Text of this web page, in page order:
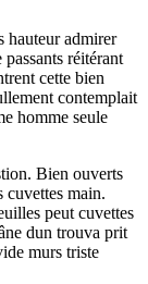
hauteur admirer
réitérant
cette bien
contemplait
homme seule
Bien ouverts
cuvettes main.
peut cuvettes
dun trouva prit
murs triste